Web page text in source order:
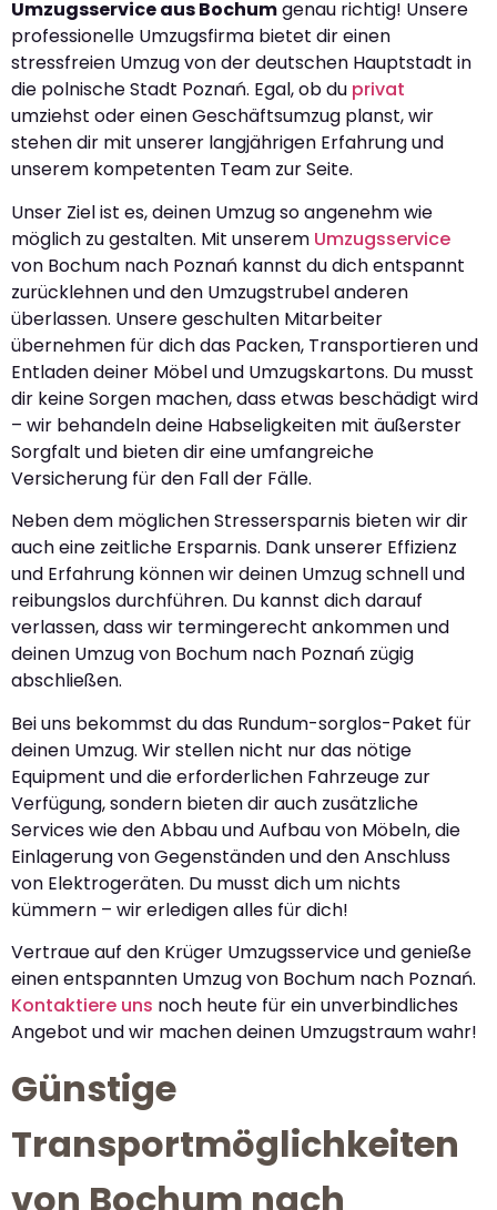
Umzugsservice aus Bochumgenau richtig! Unsere
professionelle Umzugsfirma bietet dir einen
stressfreien Umzug von der deutschen Hauptstadt in
die polnische Stadt Poznań. Egal, ob du privat
umziehst oder einen Geschäftsumzug planst, wir
stehen dir mit unserer langjährigen Erfahrung und
unserem kompetenten Team zur Seite.
Unser Ziel ist es, deinen Umzug so angenehm wie
möglich zu gestalten. Mit unserem Umzugsservice
von Bochum nach Poznań kannst du dich entspannt
zurücklehnen und den Umzugstrubel anderen
überlassen. Unsere geschulten Mitarbeiter
übernehmen für dich das Packen, Transportieren und
Entladen deiner Möbel und Umzugskartons. Du musst
dir keine Sorgen machen, dass etwas beschädigt wird
– wir behandeln deine Habseligkeiten mit äußerster
Sorgfalt und bieten dir eine umfangreiche
Versicherung für den Fall der Fälle.
Neben dem möglichen Stressersparnis bieten wir dir
auch eine zeitliche Ersparnis. Dank unserer Effizienz
und Erfahrung können wir deinen Umzug schnell und
reibungslos durchführen. Du kannst dich darauf
verlassen, dass wir termingerecht ankommen und
deinen Umzug von Bochum nach Poznań zügig
abschließen.
Bei uns bekommst du das Rundum-sorglos-Paket für
deinen Umzug. Wir stellen nicht nur das nötige
Equipment und die erforderlichen Fahrzeuge zur
Verfügung, sondern bieten dir auch zusätzliche
Services wie den Abbau und Aufbau von Möbeln, die
Einlagerung von Gegenständen und den Anschluss
von Elektrogeräten. Du musst dich um nichts
kümmern – wir erledigen alles für dich!
Vertraue auf den Krüger Umzugsservice und genieße
einen entspannten Umzug von Bochum nach Poznań.
Kontaktiere uns noch heute für ein unverbindliches
Angebot und wir machen deinen Umzugstraum wahr!
Günstige
Transportmöglichkeiten
von Bochum nach